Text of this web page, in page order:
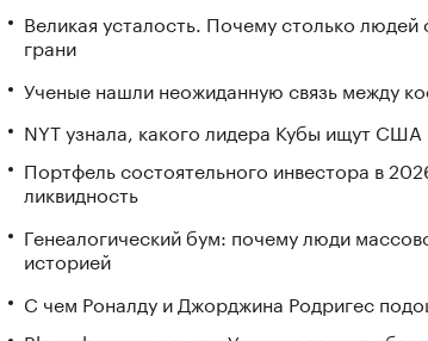
Великая усталость. Почему столько людей
грани
Ученые нашли неожиданную связь между
NYT узнала, какого лидера Кубы ищут США
Портфель состоятельного инвестора в
ликвидность
Генеалогический бум: почему люди
историей
С чем Роналду и Джорджина Родригес